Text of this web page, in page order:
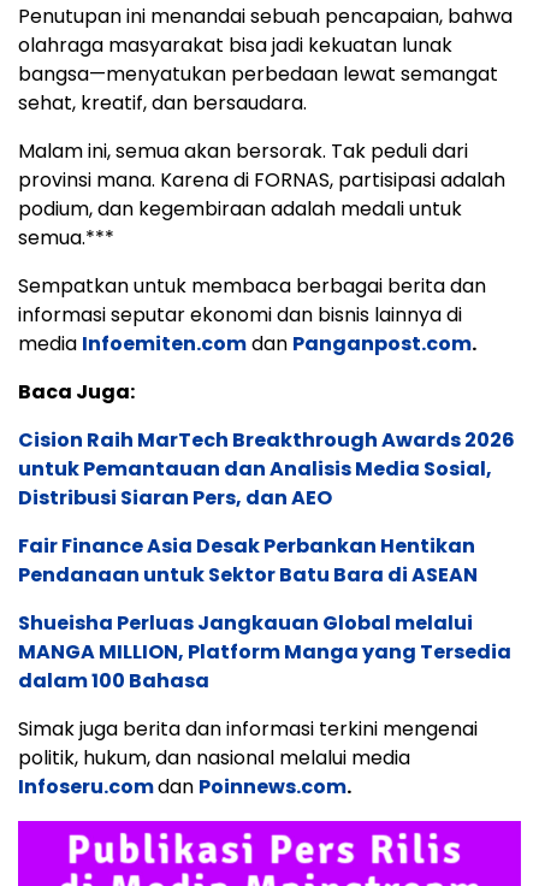
Penutupan ini menandai sebuah pencapaian, bahwa
olahraga masyarakat bisa jadi kekuatan lunak
bangsa—menyatukan perbedaan lewat semangat
sehat, kreatif, dan bersaudara.
Malam ini, semua akan bersorak. Tak peduli dari
provinsi mana. Karena di FORNAS, partisipasi adalah
podium, dan kegembiraan adalah medali untuk
semua.***
Sempatkan untuk membaca berbagai berita dan
informasi seputar ekonomi dan bisnis lainnya di
media Infoemiten.comdan Panganpost.com.
Baca Juga:
Cision Raih MarTech Breakthrough Awards 2026
untuk Pemantauan dan Analisis Media Sosial,
Distribusi Siaran Pers, dan AEO
Fair Finance Asia Desak Perbankan Hentikan
Pendanaan untuk Sektor Batu Bara di ASEAN
Shueisha Perluas Jangkauan Global melalui
MANGA MILLION, Platform Manga yang Tersedia
dalam 100 Bahasa
Simak juga berita dan informasi terkini mengenai
politik, hukum, dan nasional melalui media
Infoseru.comdan Poinnews.com.